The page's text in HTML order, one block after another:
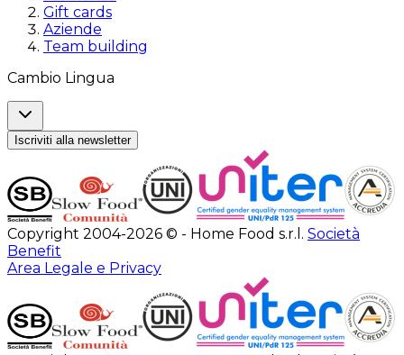
Gift cards
Aziende
Team building
Cambio Lingua
Iscriviti alla newsletter
Copyright 2004-2026 © - Home Food s.r.l. Società
Benefit
Area Legale e Privacy